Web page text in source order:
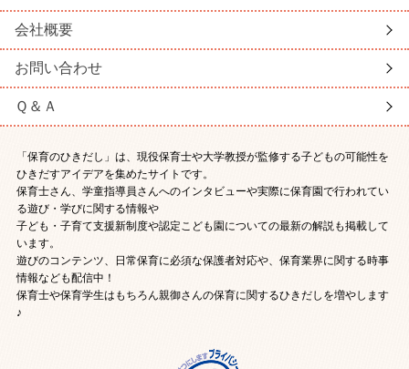
会社概要
お問い合わせ
Ｑ＆Ａ
「保育のひきだし」は、現役保育士や大学教授が監修する子どもの可能性を
ひきだすアイデアを集めたサイトです。
保育士さん、学童指導員さんへのインタビューや実際に保育園で行われてい
る遊び・学びに関する情報や
子ども・子育て支援新制度や認定こども園についての最新の解説も掲載して
います。
遊びのコンテンツ、日常保育に必須な保護者対応や、保育業界に関する時事
情報なども配信中！
保育士や保育学生はもちろん親御さんの保育に関するひきだしを増やします
♪